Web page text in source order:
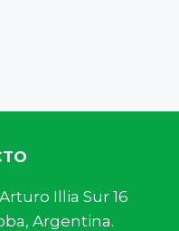
Arturo Illia Sur
Argentina.